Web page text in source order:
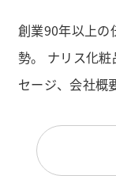
創業90年以上の
勢。
ナリス化
セージ、会社概